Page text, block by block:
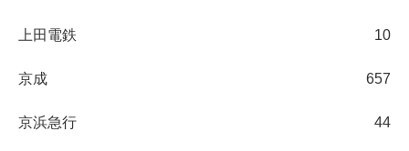
上田電鉄 10
京成 657
京浜急行 44